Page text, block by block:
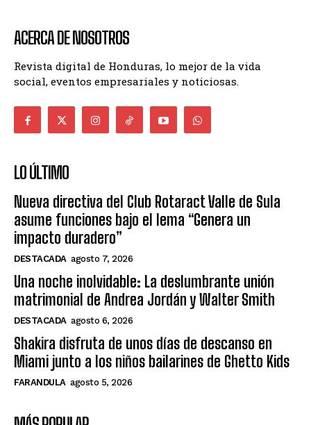
ACERCA DE NOSOTROS
Revista digital de Honduras, lo mejor de la vida
social, eventos empresariales y noticiosas.
LO ÚLTIMO
Nueva directiva del Club Rotaract Valle de Sula
asume funciones bajo el lema “Genera un
impacto duradero”
DESTACADA agosto 7, 2026
Una noche inolvidable: La deslumbrante unión
matrimonial de Andrea Jordán y Walter Smith
DESTACADA agosto 6, 2026
Shakira disfruta de unos días de descanso en
Miami junto a los niños bailarines de Ghetto Kids
FARANDULA agosto 5, 2026